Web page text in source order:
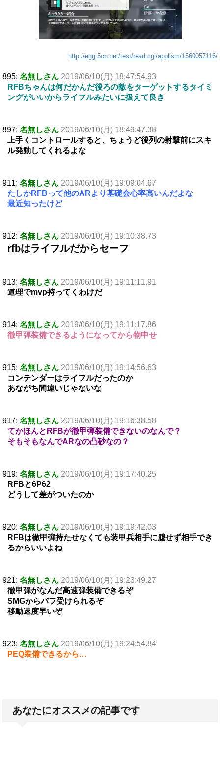
http://egg.5ch.net/test/read.cgi/applism/1560057116/
895: 名無しさん 2019/06/10(月) 18:47:54.93
RFBちゃんは何だかんだ後ろの敵をターゲットするタイミ
ングがいいからライフルみたいに扱えて良き
897: 名無しさん 2019/06/10(月) 18:49:47.38
上手くコントロールすると、ちょうど後列の射撃前にスキ
ル発動してくれるよな
911: 名無しさん 2019/06/10(月) 19:09:04.67
たしかRFBって他のARより基礎会心率高いんだよな
最近知ったけど
912: 名無しさん 2019/06/10(月) 19:10:38.73
rfbはライフルだからセーフ
913: 名無しさん 2019/06/10(月) 19:11:11.91
道理でmvp持ってくわけだ
914: 名無しさん 2019/06/10(月) 19:11:17.86
徹甲弾装備できるようになってから物申せ
915: 名無しさん 2019/06/10(月) 19:14:56.63
コンテンダーはライフルだったのか
あながち間違いじゃないな
917: 名無しさん 2019/06/10(月) 19:16:38.58
てかほんとRFBが徹甲弾装備できないのなんで？
そもそもなんでARなの凸砂なの？
919: 名無しさん 2019/06/10(月) 19:17:40.25
RFBと6P62
どうして差がついたのか
920: 名無しさん 2019/06/10(月) 19:19:42.03
RFBは徹甲弾持たせなくても装甲兵相手に臆せず相手でき
るからいいよね
921: 名無しさん 2019/06/10(月) 19:23:49.27
徹甲弾がなんだ高速弾装備できるぞ
SMGからバフ受けられるぞ
移動速度早いぞ
923: 名無しさん 2019/06/10(月) 19:24:54.84
PEQ装備できるから…
あなたにオススメの記事です